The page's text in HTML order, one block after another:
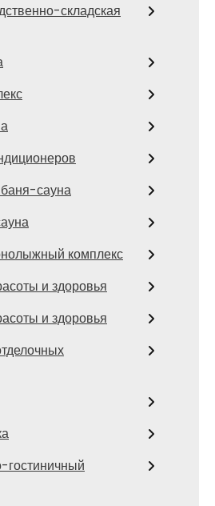
складская
сауна
комплекс
и здоровья
и здоровья
гостиничный